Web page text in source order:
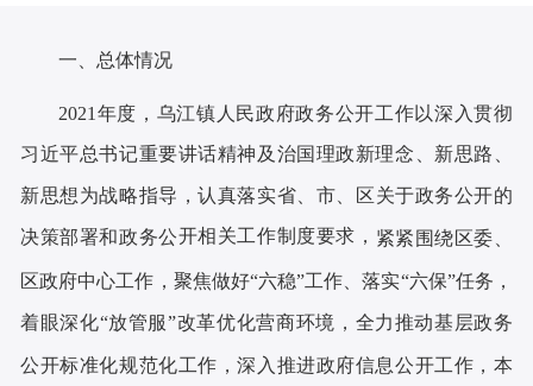
一、总体情况
2021年度， 乌江镇 人民政府政务公开工作以深入贯彻
习近平总书记重要讲话精神及治国理政新理念、新思路、
新思想为战略指导，认真落实省、市、 区关于政务公开的
决策部署和政务公开相关工作制度要求， 紧紧围绕区委、
区政府中心工作，聚焦做好“六稳”工作、落实“六保”任务，
着眼深化“放管服”改革优化营商环境，全力推动基层政务
公开标准化规范化工作，深入推进政府信息公开工作，本